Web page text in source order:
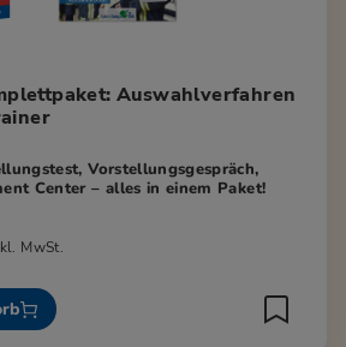
Auswahlverfahren
Vorstellungsgespräch,
Center – alles in einem Paket!
MwSt.